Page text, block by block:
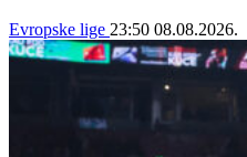
Evropske lige 23:50 08.08.2026.